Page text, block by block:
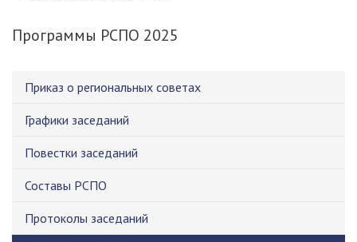
Программы РСПО 2025
Приказ о региональных советах
Графики заседаний
Повестки заседаний
Составы РСПО
Протоколы заседаний